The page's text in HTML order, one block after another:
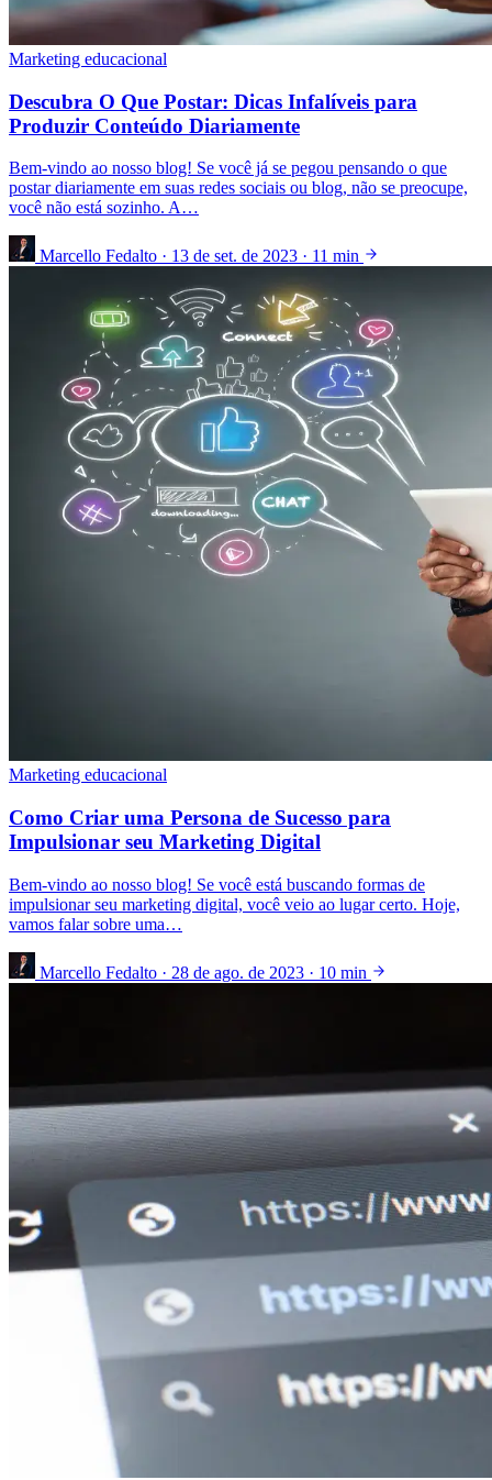
Marketing educacional
Descubra O Que Postar: Dicas Infalíveis para
Produzir Conteúdo Diariamente
Bem-vindo ao nosso blog! Se você já se pegou pensando o que
postar diariamente em suas redes sociais ou blog, não se preocupe,
você não está sozinho. A…
Marcello Fedalto · 13 de set. de 2023 · 11 min
Marketing educacional
Como Criar uma Persona de Sucesso para
Impulsionar seu Marketing Digital
Bem-vindo ao nosso blog! Se você está buscando formas de
impulsionar seu marketing digital, você veio ao lugar certo. Hoje,
vamos falar sobre uma…
Marcello Fedalto · 28 de ago. de 2023 · 10 min